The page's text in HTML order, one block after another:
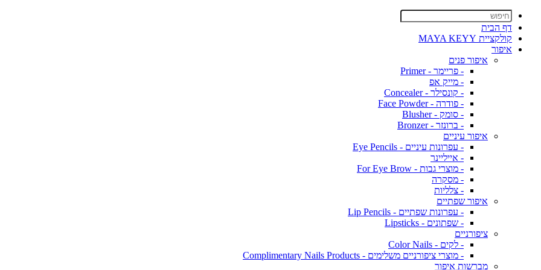
דף הבית
קולקציית MAYA KEYY
איפור
איפור פנים
- פריימר - Primer
- מייק אפ
- קונסילר - Concealer
- פודרה - Face Powder
- סומק - Blusher
- ברונזר - Bronzer
איפור עיניים
- עפרונות עיניים - Eye Pencils
- אייליינר
- מוצרי גבות - For Eye Brow
- מסקרה
- צלליות
איפור שפתיים
- עפרונות שפתיים - Lip Pencils
- שפתונים - Lipsticks
ציפורניים
- לקים - Color Nails
- מוצרי ציפורניים משלימים - Complimentary Nails Products
מברשות איפור